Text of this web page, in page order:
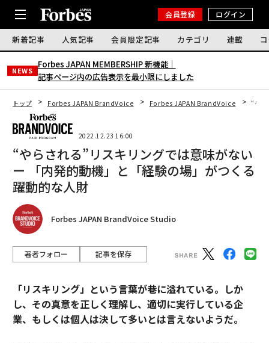
会員登録 ログイン
新着記事 人気記事 会員限定記事 カテゴリ 連載
NEWS
Forbes JAPAN MEMBERSHIP 新機能｜
記事ページ内の広告表示を最小限にしました
トップ Forbes JAPAN BrandVoice Forbes JAPAN BrandVoice “や
2022.12.23 16:00
“やらされる”リスキリングでは意味がない
ー 「内発的動機」と「経験の場」がつくる
躍動的な人財
Forbes JAPAN BrandVoice Studio
著者フォロー 記事を保存
「リスキリング」という言葉が巷に溢れている。しか
し、その真意を正しく理解し、適切に実行している企
業、もしくは個人は決して多いとは言えないようだ。